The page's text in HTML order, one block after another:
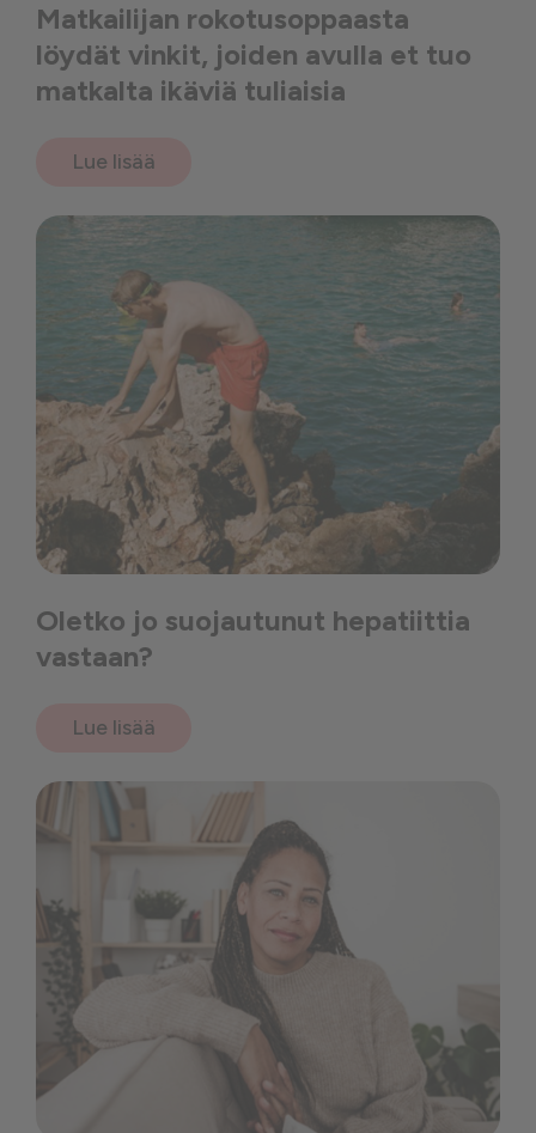
Matkailijan rokotusoppaasta
löydät vinkit, joiden avulla et tuo
matkalta ikäviä tuliaisia
Lue lisää
Oletko jo suojautunut hepatiittia
vastaan?
Lue lisää